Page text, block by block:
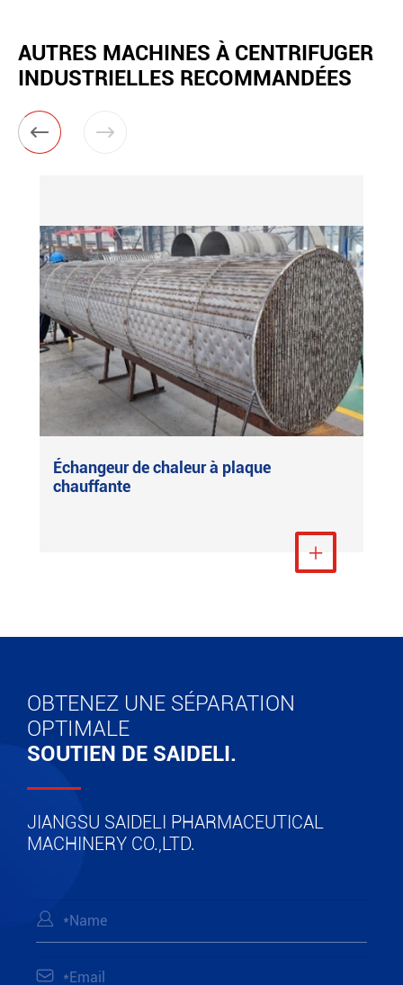
AUTRES MACHINES À CENTRIFUGER
INDUSTRIELLES RECOMMANDÉES
 
Échangeur de chaleur à plaque
chauffante
Voir plus

OBTENEZ UNE SÉPARATION
OPTIMALE
SOUTIEN DE SAIDELI.
JIANGSU SAIDELI PHARMACEUTICAL
MACHINERY CO.,LTD.

